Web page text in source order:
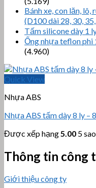
Bánh xe, con lăn,
(D100 dài 28, 30,
Tấm silicone dày 1
Ống nhựa teflon phi
(4.960)
Quick View
Nhựa ABS
Nhựa ABS tấm dày 8 ly –
Được xếp hạng5.00 5 sao
Thông tin công
Giới thiệu công ty